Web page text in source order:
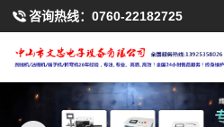
咨询热线： 0760-22182725